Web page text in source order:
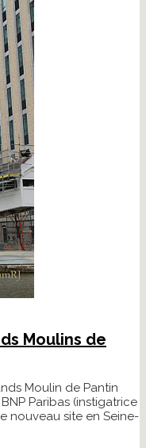
Moulins de
Moulin de Pantin
Paribas (instigatrice
nouveau site en Seine-